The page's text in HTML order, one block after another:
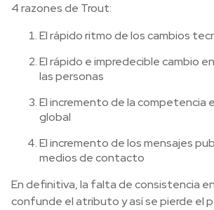
4 razones de Trout:
El rápido ritmo de los cambios
El rápido e impredecible cambio
las personas
El incremento de la competencia
global
El incremento de los mensajes
medios de contacto
En definitiva, la falta de consistencia
confunde el atributo y así se pierde el